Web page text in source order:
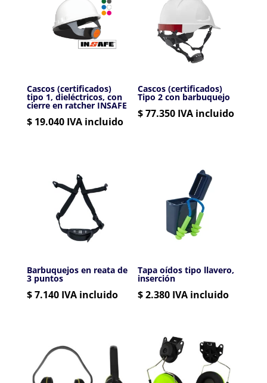
Cascos (certificados)
tipo 1, dieléctricos, con
cierre en ratcher INSAFE
$19.040 IVA incluido
Cascos (certificados)
Tipo 2 con barbuquejo
$77.350 IVA incluido
Barbuquejos en reata de
3 puntos
$7.140 IVA incluido
Tapa oídos tipo llavero,
inserción
$2.380 IVA incluido